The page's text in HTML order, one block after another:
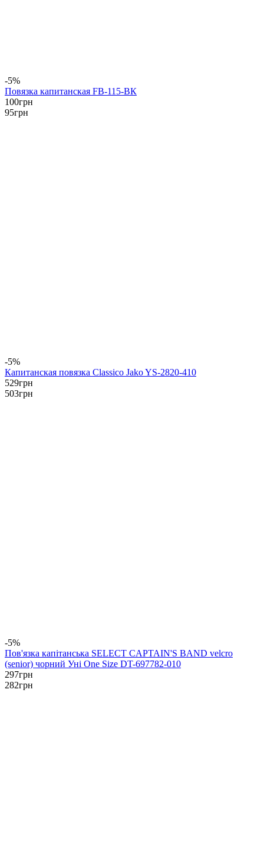
-5%
Повязка капитанская FB-115-ВК
100грн
95грн
-5%
Капитанская повязка Classico Jako YS-2820-410
529грн
503грн
-5%
Пов'язка капітанська SELECT CAPTAIN'S BAND velcro
(senior) чорний Уні One Size DT-697782-010
297грн
282грн